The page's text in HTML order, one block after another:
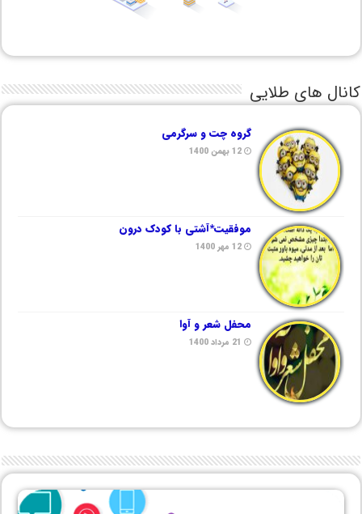
کانال های طلایی
گروه چت و سرگرمی
12 بهمن 1400
موفقیت*آشتی با کودک درون
12 مهر 1400
محفل شعر و آوا
21 مرداد 1400